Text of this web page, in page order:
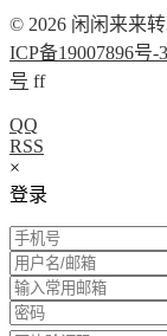
© 2026 闲闲来来转
ICP备19007896号-3
号 ff
QQ
RSS
×
登录